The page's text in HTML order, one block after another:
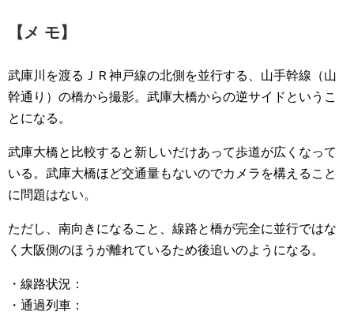
【メ モ】
武庫川を渡るＪＲ神戸線の北側を並行する、山手幹線（山
幹通り）の橋から撮影。武庫大橋からの逆サイドというこ
とになる。
武庫大橋と比較すると新しいだけあって歩道が広くなって
いる。武庫大橋ほど交通量もないのでカメラを構えること
に問題はない。
ただし、南向きになること、線路と橋が完全に並行ではな
く大阪側のほうが離れているため後追いのようになる。
・線路状況：
・通過列車：